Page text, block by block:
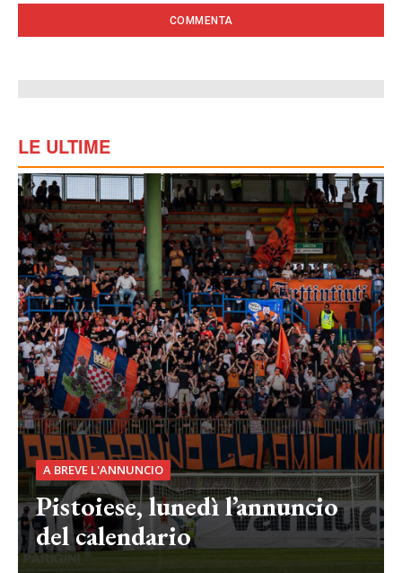
LE ULTIME
A BREVE L'ANNUNCIO
Pistoiese, lunedì l’annuncio
del calendario